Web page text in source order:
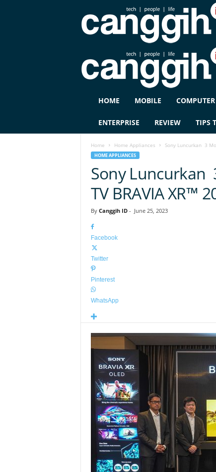
G
HOME MOBILE COMPUTER
ENTERPRISE REVIEW TIPS
Home Home Appliances Sony Luncurkan 3
HOME APPLIANCES
Sony Luncurkan
TV BRAVIA XR™
By Canggih ID- June 25, 2023
Facebook
Twitter
Pinterest
WhatsApp